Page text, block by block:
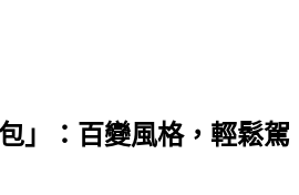
」：百變風格，輕鬆駕